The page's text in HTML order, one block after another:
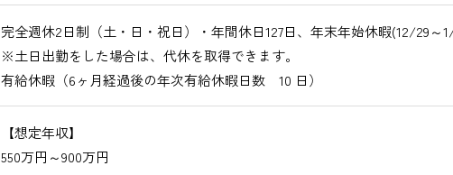
完全週休2日制（土・日・祝日）・年間休日127日、年末年始休暇(12/29～
※土日出勤をした場合は、代休を取得できます。
有給休暇（6ヶ月経過後の年次有給休暇日数 10 日）
【想定年収】
550万円～900万円